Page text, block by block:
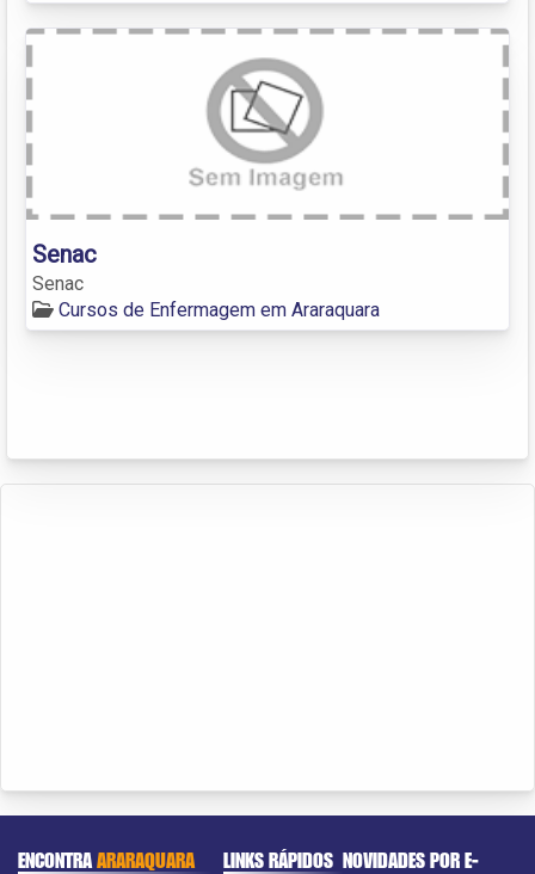
Senac
Senac
Cursos de Enfermagem em Araraquara
ENCONTRAARARAQUARA LINKS RÁPIDOS NOVIDADES POR E-